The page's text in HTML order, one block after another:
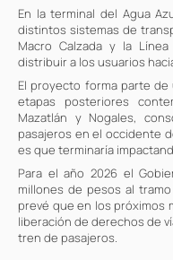
En la terminal del Agua
distintos sistemas de
Macro Calzada y la
distribuir a los usuarios
El proyecto forma parte
etapas posteriores
Mazatlán y Nogales,
pasajeros en el occidente
es que terminaría
Para el año 2026 el
millones de pesos al
prevé que en los próximos
liberación de derechos de
tren de pasajeros.